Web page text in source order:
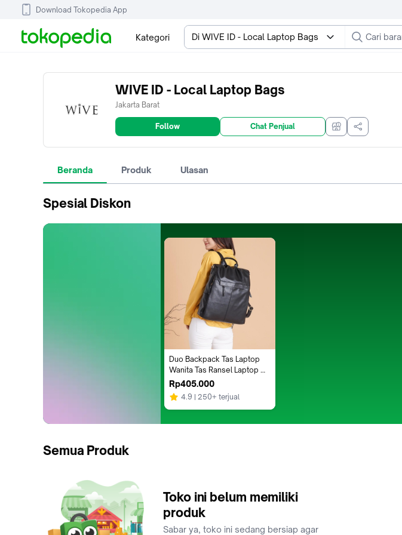
Download Tokopedia App
Kategori Di WIVE ID - Local Laptop Bags
WIVE ID - Local Laptop Bags
Jakarta Barat
Follow Chat Penjual
Beranda Produk Ulasan
Spesial Diskon
Duo Backpack Tas Laptop
Wanita Tas Ransel Laptop
Wanita Women Premium
Leather Quality Laptop Bag
Rp405.000
4.9 250+ terjual
Semua Produk
Toko ini belum memiliki
produk
Sabar ya, toko ini sedang bersiap agar